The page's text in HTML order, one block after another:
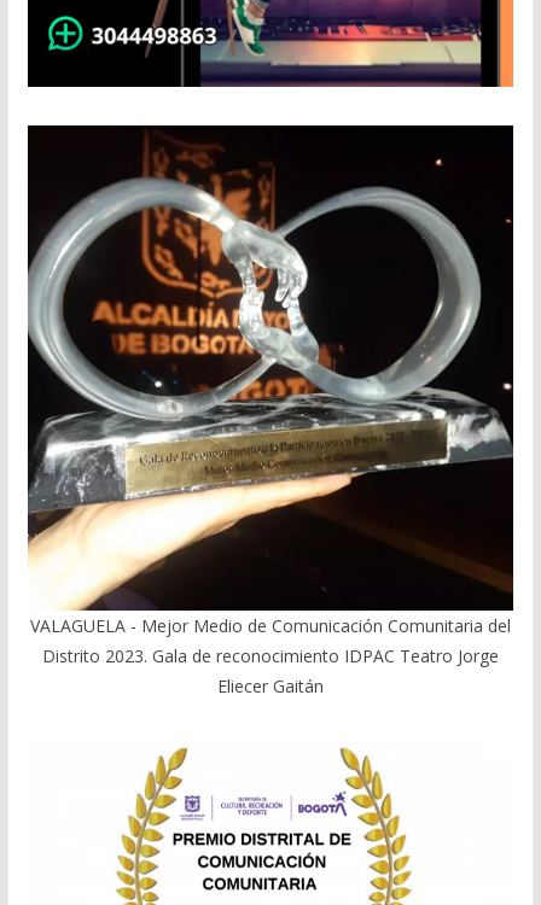
VALAGUELA - Mejor Medio de Comunicación Comunitaria del
Distrito 2023. Gala de reconocimiento IDPAC Teatro Jorge
Eliecer Gaitán